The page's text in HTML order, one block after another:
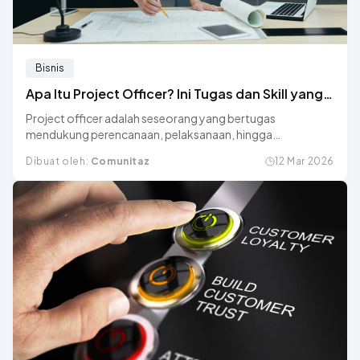
Bisnis
Apa Itu Project Officer? Ini Tugas dan Skill yang
Dibutuhkan
Project officer adalah seseorang yang bertugas
mendukung perencanaan, pelaksanaan, hingga
Dibuat oleh: Comunitaz 12 Mar 2026